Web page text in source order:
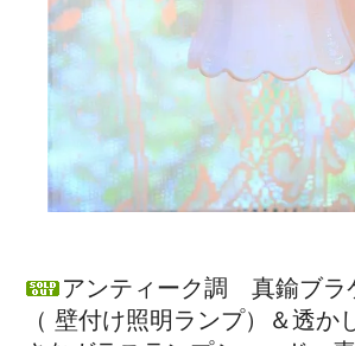
アンティーク調 真鍮ブラ
（ 壁付け照明ランプ）＆透か